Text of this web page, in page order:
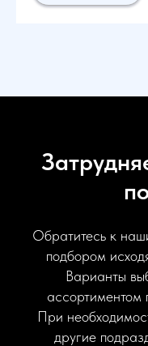
Обратитесь к
подбором
Варианты
ассортиментом
При
другие